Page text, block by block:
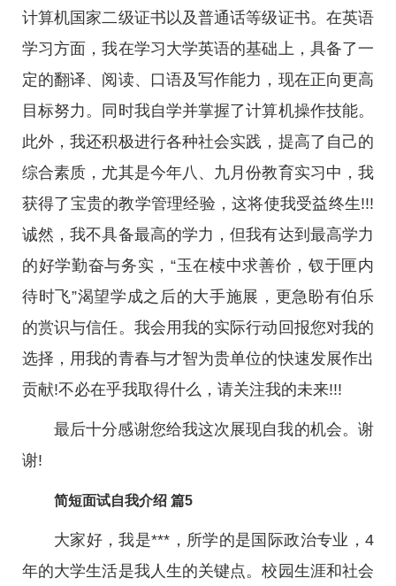
计算机国家二级证书以及普通话等级证书。在英语
学习方面，我在学习大学英语的基础上，具备了一
定的翻译、阅读、口语及写作能力，现在正向更高
目标努力。同时我自学并掌握了计算机操作技能。
此外，我还积极进行各种社会实践，提高了自己的
综合素质，尤其是今年八、九月份教育实习中，我
获得了宝贵的教学管理经验，这将使我受益终生!!!
诚然，我不具备最高的学力，但我有达到最高学力
的好学勤奋与务实，“玉在椟中求善价，钗于匣内
待时飞”渴望学成之后的大手施展，更急盼有伯乐
的赏识与信任。我会用我的实际行动回报您对我的
选择，用我的青春与才智为贵单位的快速发展作出
贡献!不必在乎我取得什么，请关注我的未来!!!
最后十分感谢您给我这次展现自我的机会。谢
谢!
简短面试自我介绍 篇5
大家好，我是***，所学的是国际政治专业，4
年的大学生活是我人生的关键点。校园生涯和社会